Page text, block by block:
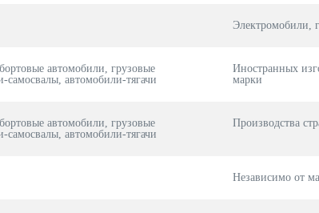
Электромобили,
автомобили, грузовые
автомобили-тягачи
Иностранных
марки
автомобили, грузовые
автомобили-тягачи
Производства
Независимо от